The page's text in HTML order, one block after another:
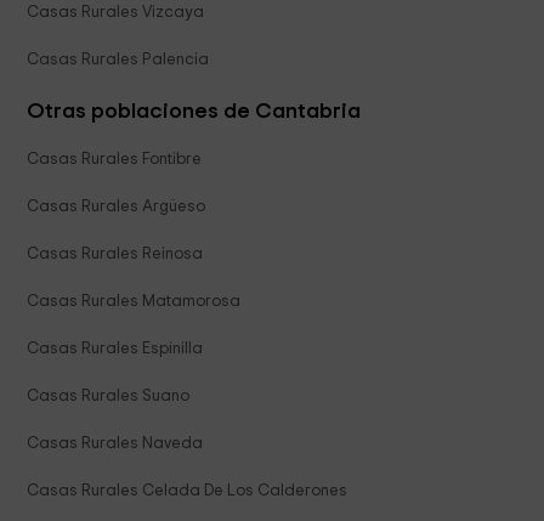
Casas Rurales Vizcaya
Casas Rurales Palencia
Otras poblaciones de Cantabria
Casas Rurales Fontibre
Casas Rurales Argüeso
Casas Rurales Reinosa
Casas Rurales Matamorosa
Casas Rurales Espinilla
Casas Rurales Suano
Casas Rurales Naveda
Casas Rurales Celada De Los Calderones